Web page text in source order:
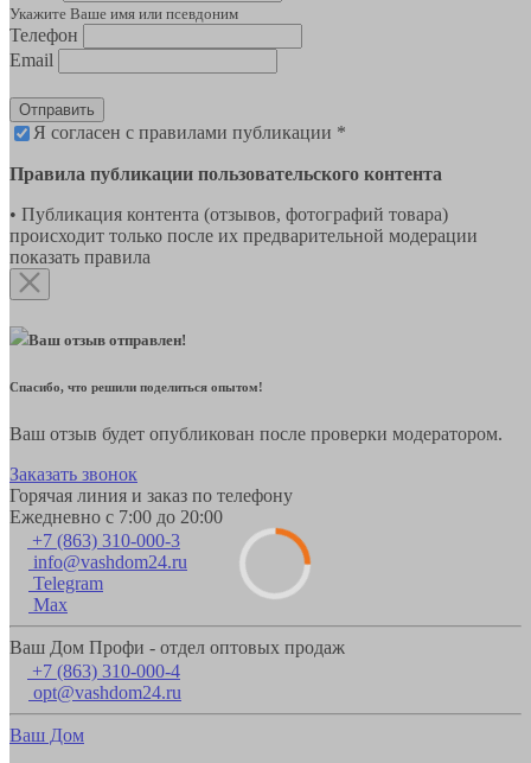
Укажите Ваше имя или псевдоним
Телефон
Email
Отправить
Я согласен с правилами публикации *
Правила публикации пользовательского контента
• Публикация контента (отзывов, фотографий товара)
происходит только после их предварительной модерации
показать правила
Ваш отзыв отправлен!
Спасибо, что решили поделиться опытом!
Ваш отзыв будет опубликован после проверки модератором.
Заказать звонок
Горячая линия и заказ по телефону
Ежедневно с 7:00 до 20:00
+7 (863) 310-000-3
info@vashdom24.ru
Telegram
Max
Ваш Дом Профи - отдел оптовых продаж
+7 (863) 310-000-4
opt@vashdom24.ru
Ваш Дом